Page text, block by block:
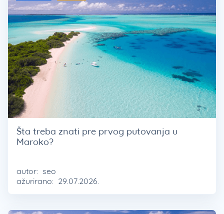
Šta treba znati pre prvog putovanja u
Maroko?
autor: seo
ažurirano: 29.07.2026.